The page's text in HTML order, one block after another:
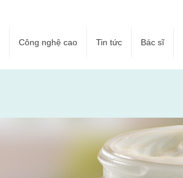
Công nghệ cao Tin tức Bác sĩ